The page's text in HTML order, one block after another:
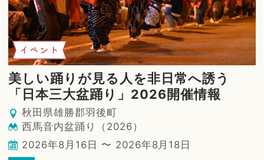
イベント
美しい踊りが見る人を非日常へ誘う
「日本三大盆踊り」2026開催情報
秋田県雄勝郡羽後町
西馬音内盆踊り（2026）
2026年8月16日 〜 2026年8月18日